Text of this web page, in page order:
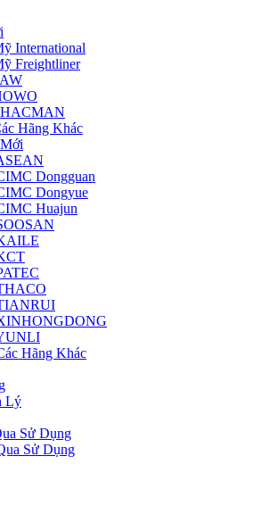
International
Freightliner
Hãng Khác
Dongguan
Dongyue
Huajun
Hãng Khác
Lý
Sử Dụng
Sử Dụng